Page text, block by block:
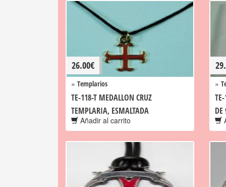
26.00€
» Templarios
TE-118-T MEDALLON CRUZ
TEMPLARIA, ESMALTADA
Añadir al carrito
»